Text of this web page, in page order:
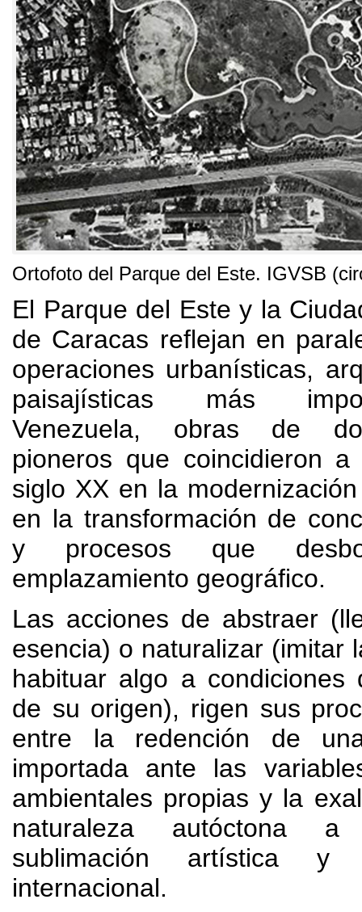
Ortofoto del Parque del Este. IGVSB (
El Parque del Este y la
de Caracas reflejan en
operaciones urbanísticas,
paisajísticas más
Venezuela, obras de
pioneros que coincidieron
siglo XX en la
en la transformación de
y procesos que
emplazamiento geográfico.
Las acciones de abstraer (
esencia) o naturalizar (imitar
habituar algo a condiciones
de su origen), rigen sus
entre la redención de
importada ante las
ambientales propias y la
naturaleza autóctona
sublimación artística y
internacional.